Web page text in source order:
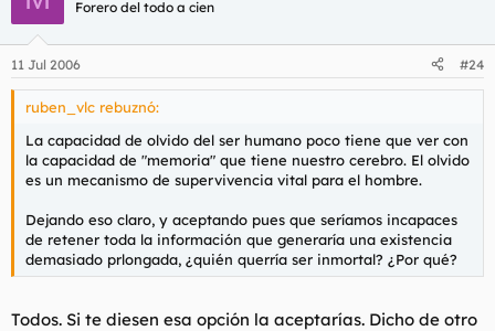
Forero del todo a cien
11 Jul 2006 #24
ruben_vlc rebuznó:
La capacidad de olvido del ser humano poco tiene que ver con
la capacidad de "memoria" que tiene nuestro cerebro. El olvido
es un mecanismo de supervivencia vital para el hombre.
Dejando eso claro, y aceptando pues que seríamos incapaces
de retener toda la información que generaría una existencia
demasiado prlongada, ¿quién querría ser inmortal? ¿Por qué?
Todos. Si te diesen esa opción la aceptarías. Dicho de otro